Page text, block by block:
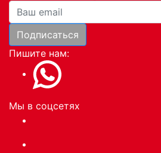
Ваша почта
Подписаться
Пишите нам:
Мы в соцсетях